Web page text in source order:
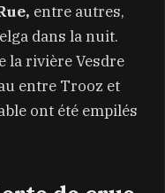
entre autres,
dans la nuit.
la rivière Vesdre
entre Trooz et
ont été empilés